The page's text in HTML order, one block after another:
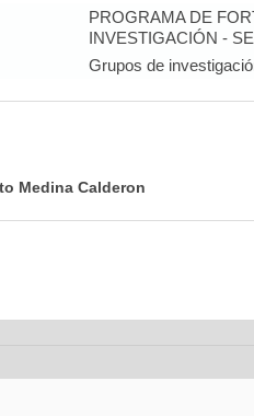
PROGRAMA DE
INVESTIGACIÓN -
Grupos de
Medina Calderon